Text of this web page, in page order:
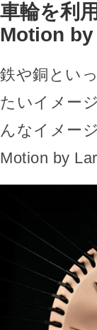
車輪を利
Motion by
鉄や銅とい
たいイメー
んなイメー
Motion by